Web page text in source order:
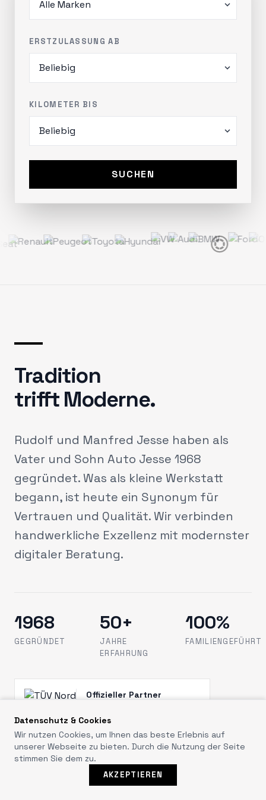
ERSTZULASSUNG AB
KILOMETER BIS
SUCHEN
Tradition
trifft Moderne.
Rudolf und Manfred Jesse haben als
Vater und Sohn Auto Jesse 1968
gegründet. Was als kleine Werkstatt
begann, ist heute ein Synonym für
Vertrauen und Qualität. Wir verbinden
handwerkliche Exzellenz mit modernster
digitaler Beratung.
1968
GEGRÜNDET
50+
JAHRE
ERFAHRUNG
100%
FAMILIENGEFÜHRT
Offizieller Partner
Datenschutz & Cookies
Wir nutzen Cookies, um Ihnen das beste Erlebnis auf
unserer Webseite zu bieten. Durch die Nutzung der Seite
stimmen Sie dem zu.
AKZEPTIEREN